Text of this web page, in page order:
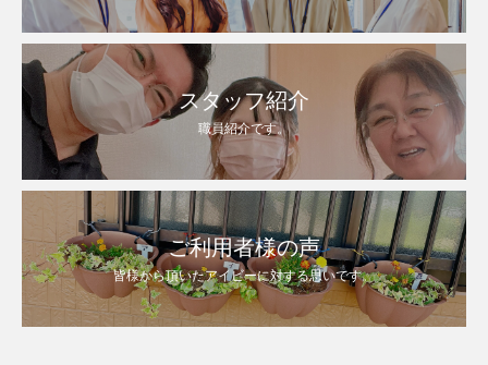
スタッフ紹介
職員紹介です。
ご利用者様の声
皆様から頂いたアイビーに対する思いです。